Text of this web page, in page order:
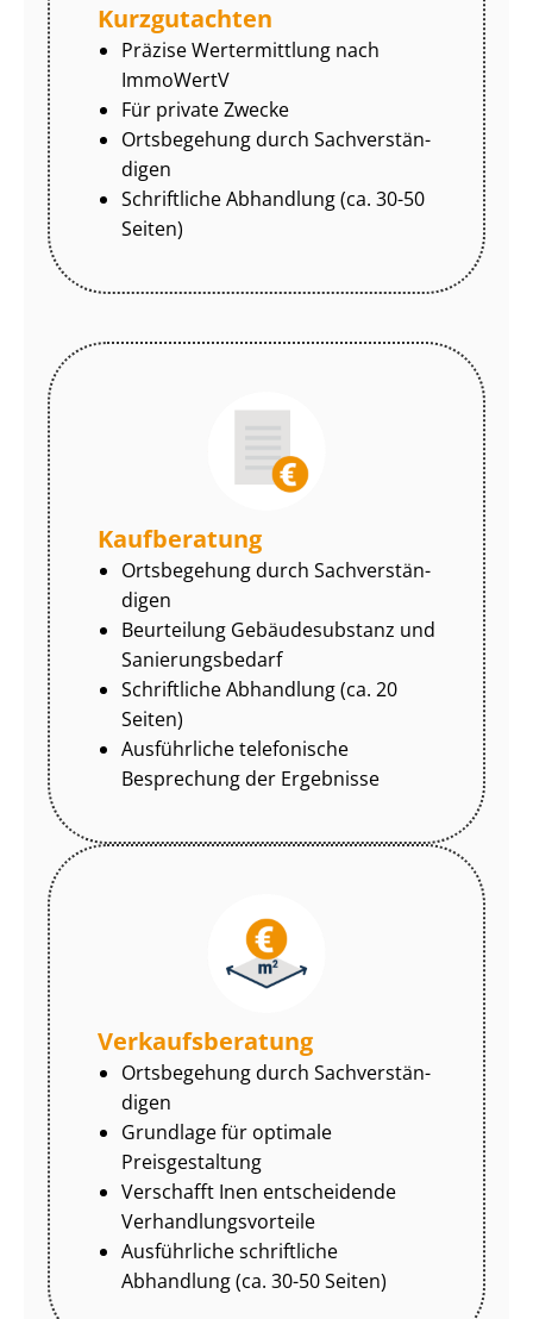
Kurzgutachten
Präzise Wertermittlung nach
ImmoWertV
Für private Zwecke
Ortsbegehung durch Sach­ver­stän­
di­gen
Schriftliche Abhandlung (ca. 30-50
Seiten)
Kaufberatung
Ortsbegehung durch Sach­ver­stän­
di­gen
Beurteilung Gebäudesubstanz und
Sa­nie­rungs­be­darf
Schriftliche Abhandlung (ca. 20
Seiten)
Ausführliche telefonische
Besprechung der Ergebnisse
Ver­kaufs­be­ra­tung
Ortsbegehung durch Sach­ver­stän­
di­gen
Grundlage für optimale
Preisgestaltung
Verschafft Inen entscheidende
Ver­hand­lungs­vor­tei­le
Ausführliche schriftliche
Abhandlung (ca. 30-50 Seiten)